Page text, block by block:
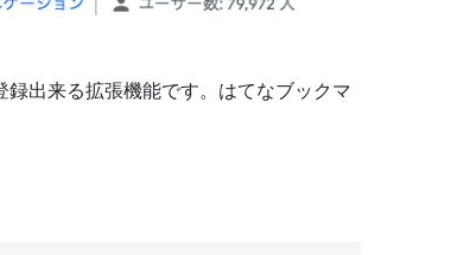
出来る拡張機能です。はてなブックマ